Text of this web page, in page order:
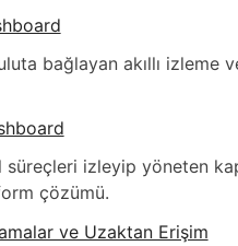
bağlayan akıllı izleme
süreçleri izleyip yöneten
çözümü.
ve Uzaktan Erişim